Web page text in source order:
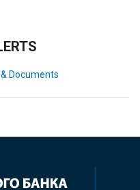
Documents